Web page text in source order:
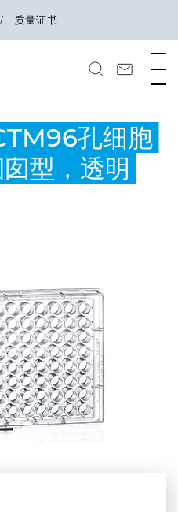
质量证书
孔细胞
型，透明